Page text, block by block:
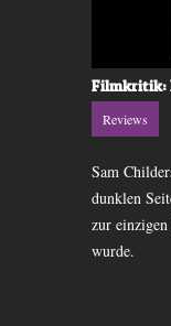
Filmkritik:
Reviews
Sam
dunklen
zur
wurde.